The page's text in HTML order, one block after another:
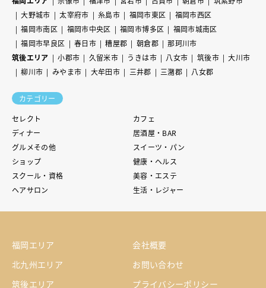
大野城市
太宰府市 糸島市 福岡市東区
福岡市西区
福岡市南区
福岡市中央区 福岡市博多区
福岡市城南区
福岡市早良区
春日市 糟屋郡 朝倉郡
那珂川市
筑後エリア
小郡市 久留米市 うきは市 八女市 筑後市
大川市
柳川市
みやま市 大牟田市 三井郡 三潴郡 八女郡
カテゴリー
セレクト
カフェ
ディナー
居酒屋・BAR
グルメその他
スイーツ・パン
ショップ
健康・ヘルス
スクール・資格
美容・エステ
ヘアサロン
生活・レジャー
福岡エリア
北九州エリア
筑後エリア
会社概要
お問い合わせ
プライバシーポリシー